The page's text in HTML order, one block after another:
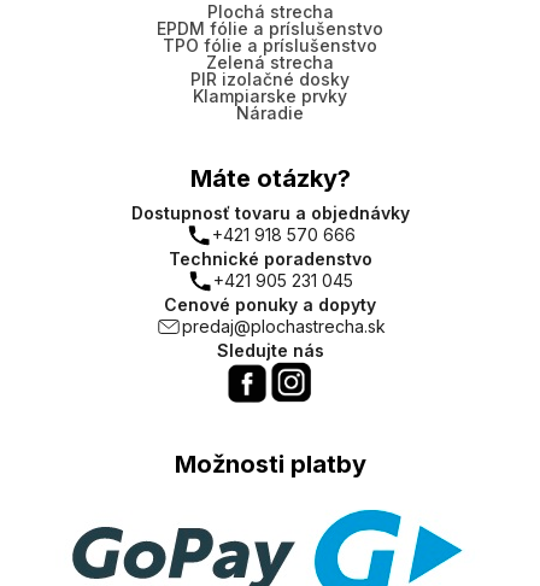
Plochá strecha
EPDM fólie a príslušenstvo
TPO fólie a príslušenstvo
Zelená strecha
PIR izolačné dosky
Klampiarske prvky
Náradie
Máte otázky?
Dostupnosť tovaru a objednávky
+421 918 570 666
Technické poradenstvo
+421 905 231 045
Cenové ponuky a dopyty
predaj@plochastrecha.sk
Sledujte nás
Možnosti platby